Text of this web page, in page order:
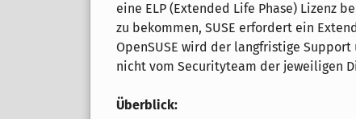
eine ELP (Extended Life Phase) Lizenz
zu bekommen, SUSE erfordert ein
OpenSUSE wird der langfristige
nicht vom Securityteam der jeweiligen
Überblick: